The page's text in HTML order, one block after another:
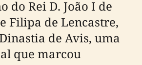
do Rei D. João I de
Filipa de Lencastre,
de Avis, uma
que marcou